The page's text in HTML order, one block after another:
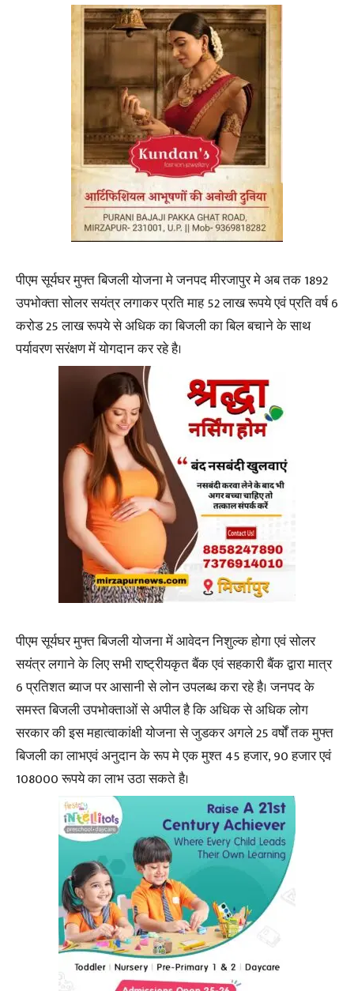
पीएम सूर्यघर मुफ्त बिजली योजना मे जनपद मीरजापुर मे अब तक 1892
उपभोक्ता सोलर सयंत्र लगाकर प्रति माह 52 लाख रूपये एवं प्रति वर्ष 6
करोड 25 लाख रूपये से अधिक का बिजली का बिल बचाने के साथ
पर्यावरण सरंक्षण में योगदान कर रहे है।
पीएम सूर्यघर मुफ्त बिजली योजना में आवेदन निशुल्क होगा एवं सोलर
सयंत्र लगाने के लिए सभी राष्ट्रीयकृत बैंक एवं सहकारी बैंक द्वारा मात्र
6 प्रतिशत ब्याज पर आसानी से लोन उपलब्ध करा रहे है। जनपद के
समस्त बिजली उपभोक्ताओं से अपील है कि अधिक से अधिक लोग
सरकार की इस महात्वाकांक्षी योजना से जुडकर अगले 25 वर्षों तक मुफ्त
बिजली का लाभएवं अनुदान के रूप मे एक मुश्त 45 हजार, 90 हजार एवं
108000 रूपये का लाभ उठा सकते है।